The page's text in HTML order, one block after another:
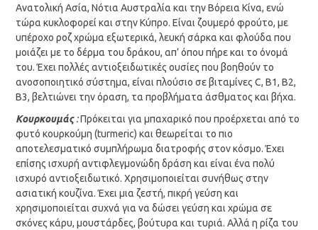
Ανατολική Ασία, Νότια Αυστραλία και την Βόρεια Κίνα, ενώ
τώρα κυκλοφορεί και στην Κύπρο. Είναι ζουμερό φρούτο, με
υπέροχο ροζ χρώμα εξωτερικά, λευκή σάρκα και φλούδα που
μοιάζει με το δέρμα του δράκου, απ’ όπου πήρε και το όνομά
του. Έχει πολλές αντιοξειδωτικές ουσίες που βοηθούν το
ανοσοποιητικό σύστημα, είναι πλούσιο σε βιταμίνες C, B1, B2,
B3, βελτιώνει την όραση, τα προβλήματα άσθματος και βήχα.
Kουρκουμάς:Πρόκειται για μπαχαρικό που προέρχεται από το
φυτό κουρκούμη (turmeric) και θεωρείται το πιο
αποτελεσματικό συμπλήρωμα διατροφής στον κόσμο. Έχει
επίσης ισχυρή αντιφλεγμονώδη δράση και είναι ένα πολύ
ισχυρό αντιοξειδωτικό. Χρησιμοποιείται συνήθως στην
ασιατική κουζίνα. Έχει μια ζεστή, πικρή γεύση και
χρησιμοποιείται συχνά για να δώσει γεύση και χρώμα σε
σκόνες κάρυ, μουστάρδες, βούτυρα και τυριά. Αλλά η ρίζα του